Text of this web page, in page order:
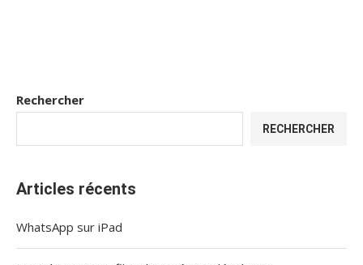
Rechercher
RECHERCHER
Articles récents
WhatsApp sur iPad